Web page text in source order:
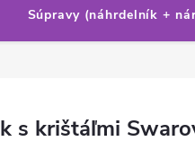
Súpravy (náhrdelník +
s krištáľmi